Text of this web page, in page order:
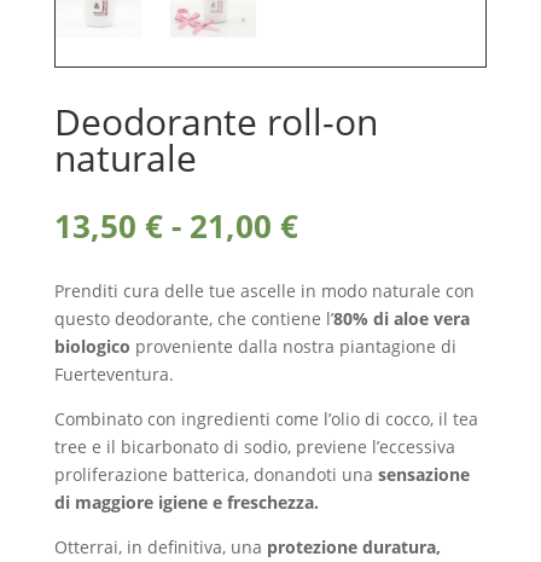
Deodorante roll-on
naturale
13,50 € - 21,00 €Fascia
di
prezzo:
da
13,50 €
a
Prenditi cura delle tue ascelle in modo naturale con
questo deodorante, che contiene l’80% di aloe vera
biologico proveniente dalla nostra piantagione di
Fuerteventura.
Combinato con ingredienti come l’olio di cocco, il tea
tree e il bicarbonato di sodio, previene l’eccessiva
proliferazione batterica, donandoti una sensazione
di maggiore igiene e freschezza.
Otterrai, in definitiva, una protezione duratura,